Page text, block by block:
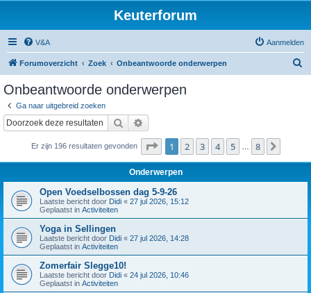
Keuterforum
V&A Aanmelden
Forumoverzicht Zoek Onbeantwoorde onderwerpen
Onbeantwoorde onderwerpen
Ga naar uitgebreid zoeken
Zoek
Er zijn 196 resultaten gevonden Pagina van 8
1 2 3 4 5 8
Onderwerpen
Open Voedselbossen dag 5-9-26
Laatste bericht door Didi « 27 jul 2026, 15:12
Geplaatst in Activiteiten
Yoga in Sellingen
Laatste bericht door Didi « 27 jul 2026, 14:28
Geplaatst in Activiteiten
Zomerfair Slegge10!
Laatste bericht door Didi « 24 jul 2026, 10:46
Geplaatst in Activiteiten